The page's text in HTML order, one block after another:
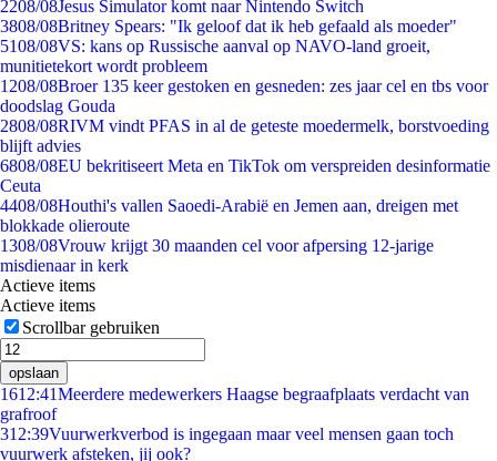
2208/08Jesus Simulator komt naar Nintendo Switch
3808/08Britney Spears: "Ik geloof dat ik heb gefaald als moeder"
5108/08VS: kans op Russische aanval op NAVO-land groeit,
munitietekort wordt probleem
1208/08Broer 135 keer gestoken en gesneden: zes jaar cel en tbs voor
doodslag Gouda
2808/08RIVM vindt PFAS in al de geteste moedermelk, borstvoeding
blijft advies
6808/08EU bekritiseert Meta en TikTok om verspreiden desinformatie
Ceuta
4408/08Houthi's vallen Saoedi-Arabië en Jemen aan, dreigen met
blokkade olieroute
1308/08Vrouw krijgt 30 maanden cel voor afpersing 12-jarige
misdienaar in kerk
Actieve items
Actieve items
Scrollbar gebruiken
opslaan
1612:41Meerdere medewerkers Haagse begraafplaats verdacht van
grafroof
312:39Vuurwerkverbod is ingegaan maar veel mensen gaan toch
vuurwerk afsteken, jij ook?